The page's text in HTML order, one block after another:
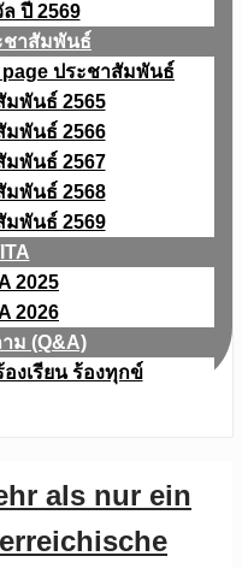
ล ปี 2569
ชาสัมพันธ์
page ประชาสัมพันธ์
มพันธ์ 2565
มพันธ์ 2566
มพันธ์ 2567
มพันธ์ 2568
มพันธ์ 2569
2025
2026
ม (Q&A)
งเรียน ร้องทุกข์
als nur ein